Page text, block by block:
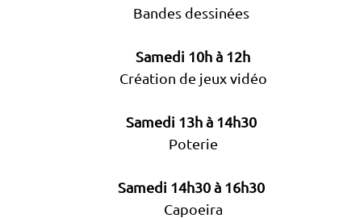
Bandes dessinées
Samedi 10h à 12h
Création de jeux vidéo
Samedi 13h à 14h30
Poterie
Samedi 14h30 à 16h30
Capoeira